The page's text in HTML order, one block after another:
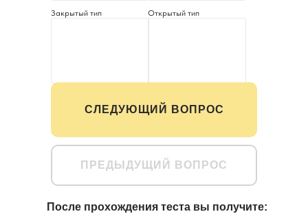
Закрытый тип Открытый тип
ПРЕДЫДУЩИЙ ВОПРОС
После прохождения теста вы получите:
СЛЕДУЮЩИЙ ВОПРОС